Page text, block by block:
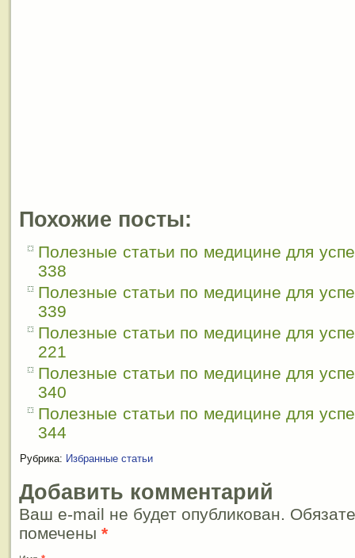
Похожие посты:
Полезные статьи по медицине для
338
Полезные статьи по медицине для
339
Полезные статьи по медицине для
221
Полезные статьи по медицине для
340
Полезные статьи по медицине для
344
Рубрика: Избранные статьи
Добавить комментарий
Ваш e-mail не будет опубликован.
помечены *